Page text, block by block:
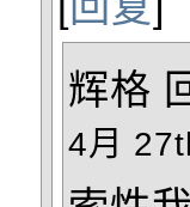
辉格
4月